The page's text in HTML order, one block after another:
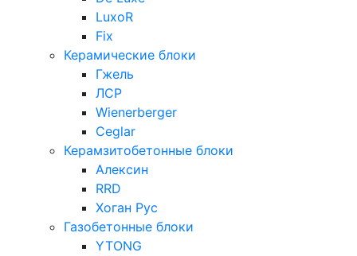
LuxoR
Fix
Керамические блоки
Гжель
ЛСР
Wienerberger
Ceglar
Керамзитобетонные блоки
Алексин
RRD
Хоган Рус
Газобетонные блоки
YTONG